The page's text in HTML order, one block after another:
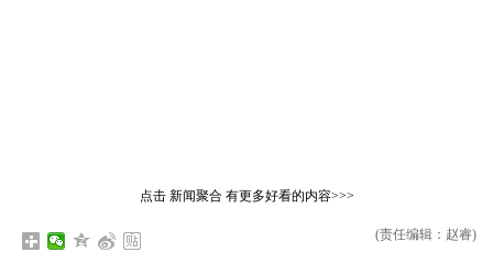
点击 新闻聚合有更多好看的内容>>>
(责任编辑：赵睿)